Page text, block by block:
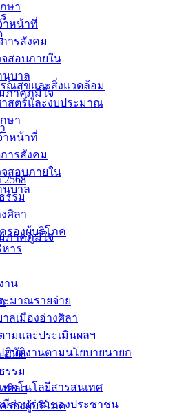
ษา
าหน้าที่
ารสังคม
สอบภายใน
บาล
ภาคภูมิใจ
2568
รรม
ศิลา
รองผู้บริโภค
าร
าน
มาณรายจ่าย
ลเมืองอ่างศิลา
ามและประเมินผลฯ
ฏิบัติงานตามนโยบายนายก
คโนโลยีสารสนเทศ
มีส่วนร่วมของประชาชน
ณสุขและสิ่งแวดล้อม
สตร์และงบประมาณ
ษา
าหน้าที่
ารสังคม
สอบภายใน
นุบาล
ภาคภูมิใจ
2568
รรม
ศิลา
รองผู้บริโภค